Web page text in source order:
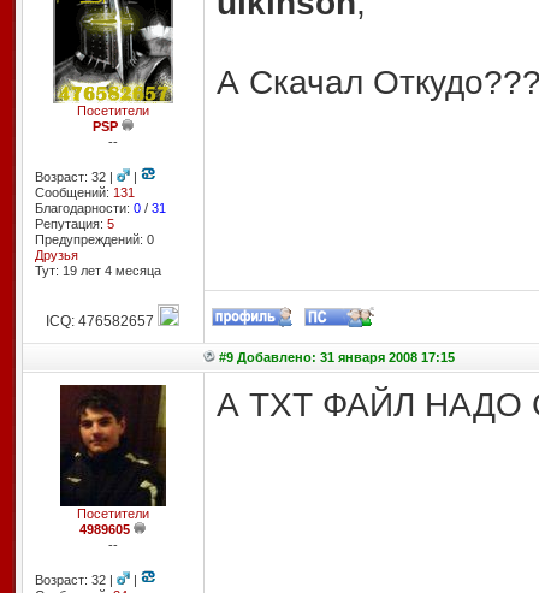
Посетители
PSP
--
Возраст: 32 |
|
Сообщений: 131
Благодарности: 0/ 31
Репутация: 5
Предупреждений: 0
Друзья
Тут: 19 лет 4 месяцa
А Скачал
ICQ: 476582657
#9 Добавлено: 31 января 2008 17:15
Посетители
4989605
--
Возраст: 32 |
|
А ТХТ ФАЙЛ